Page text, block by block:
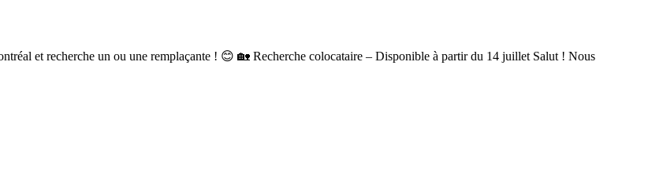
et recherche un ou une remplaçante ! 😊 🏡 Recherche colocataire – Disponible à partir du 14 juillet Salut ! Nous